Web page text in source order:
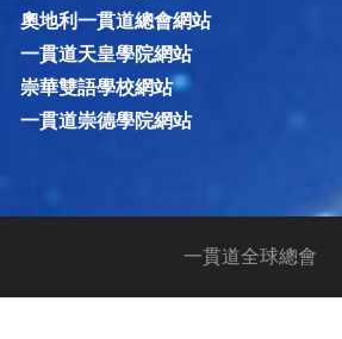
奧地利一貫道總會網站
一貫道天皇學院網站
崇華雙語學校網站
一貫道崇德學院網站
一貫道全球總會